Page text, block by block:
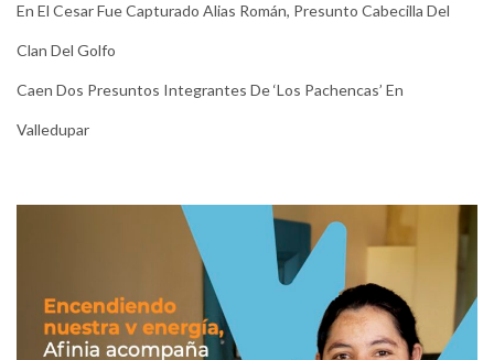
En El Cesar Fue Capturado Alias Román, Presunto Cabecilla Del
Clan Del Golfo
Caen Dos Presuntos Integrantes De ‘Los Pachencas’ En
Valledupar